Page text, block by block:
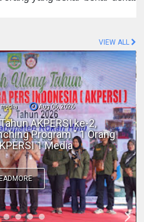
VIEW ALL
media Aug 06, 2026
Pemkab Inhil dan
Sinergi Tangani
Liar di Tembilahan